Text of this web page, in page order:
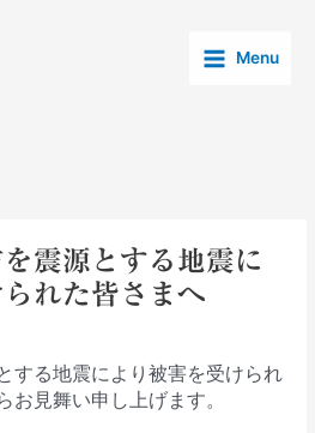
Menu
Menu
震源とする地震に
れた皆さまへ
する地震により被害を受けられ
お見舞い申し上げます。